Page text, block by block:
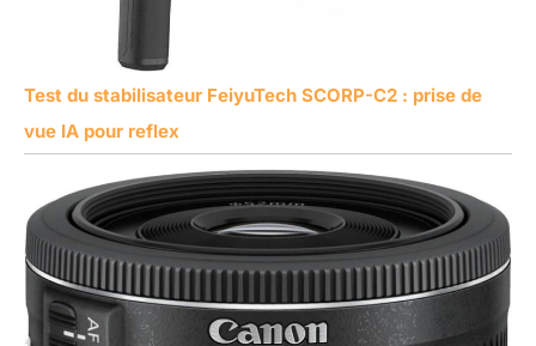
Test du stabilisateur FeiyuTech SCORP-C2 : prise de
vue IA pour reflex